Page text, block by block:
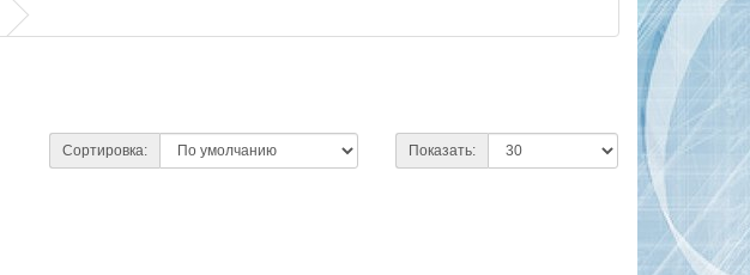
Сортировка: Показать: